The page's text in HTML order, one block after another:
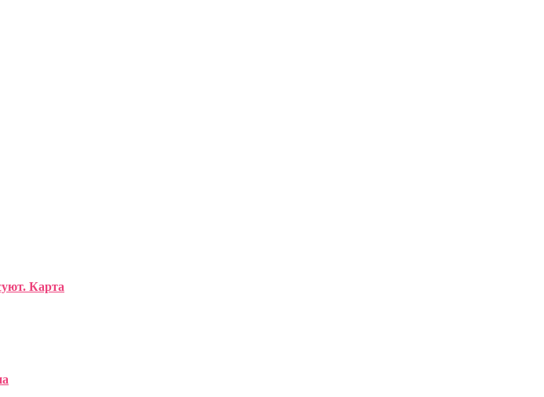
Карта